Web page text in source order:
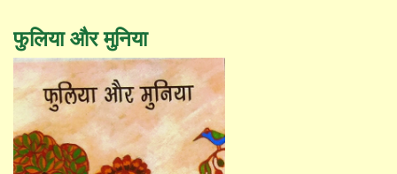
फुलिया और मुनिया